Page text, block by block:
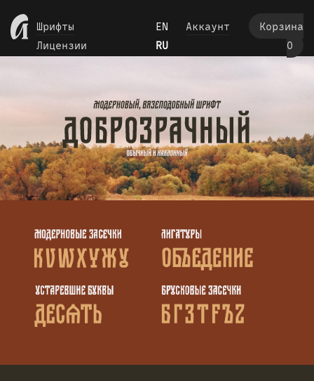
Шрифты
Лицензии
EN
RU
Аккаунт
Корзина
0